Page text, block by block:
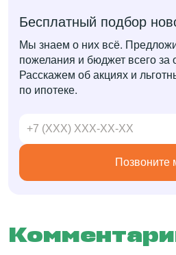
Бесплатный подбор
Мы знаем о них всё.
пожелания и бюджет всего за
Расскажем об акциях и
по ипотеке.
Позвоните